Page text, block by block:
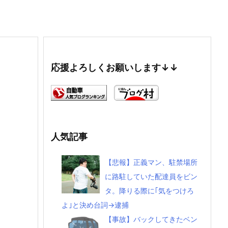
応援よろしくお願いします↓↓
人気記事
【悲報】正義マン、駐禁場所
に路駐していた配達員をビン
タ。降りる際に｢気をつけろ
よ｣と決め台詞→逮捕
【事故】バックしてきたベン